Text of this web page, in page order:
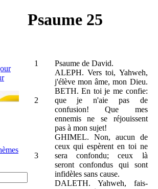
Psaume 25
1 Psaume de David.
2
ALEPH. Vers toi, Yahweh,
j'élève mon âme, mon Dieu.
BETH. En toi je me confie:
que je n'aie pas de
confusion! Que mes
ennemis ne se réjouissent
pas à mon sujet!
3
GHIMEL. Non, aucun de
ceux qui espèrent en toi ne
sera confondu; ceux là
seront confondus qui sont
infidèles sans cause.
DALETH. Yahweh, fais-